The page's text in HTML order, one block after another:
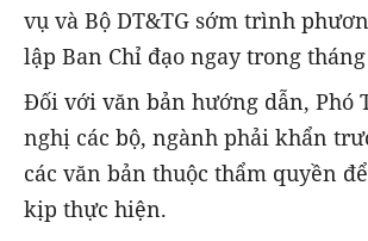
vụ và Bộ DT&TG sớm trình
lập Ban Chỉ đạo ngay trong
Đối với văn bản hướng dẫn, Phó
nghị các bộ, ngành phải khẩn
các văn bản thuộc thẩm quyền
kịp thực hiện.